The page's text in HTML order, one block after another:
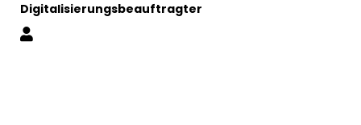
Digitalisierungsbeauftragter